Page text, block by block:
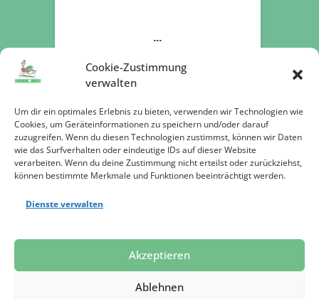
Cookie-Zustimmung
verwalten
Um dir ein optimales Erlebnis zu bieten, verwenden wir Technologien wie
Cookies, um Geräteinformationen zu speichern und/oder darauf
zuzugreifen. Wenn du diesen Technologien zustimmst, können wir Daten
wie das Surfverhalten oder eindeutige IDs auf dieser Website
verarbeiten. Wenn du deine Zustimmung nicht erteilst oder zurückziehst,
können bestimmte Merkmale und Funktionen beeinträchtigt werden.
Dienste verwalten
Akzeptieren
Ablehnen